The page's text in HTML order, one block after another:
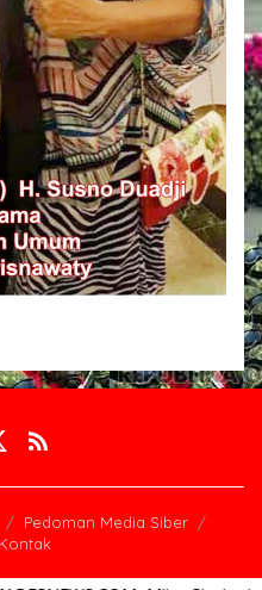
Pedoman Media Siber
Kontak